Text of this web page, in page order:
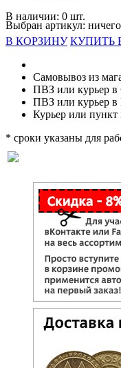
В наличии: 0 шт.
Выбран артикул:
В КОРЗИНУ КУПИТЬ
Самовывоз из
ПВЗ или курьер
ПВЗ или курьер в
Курьер или
* сроки указаны для